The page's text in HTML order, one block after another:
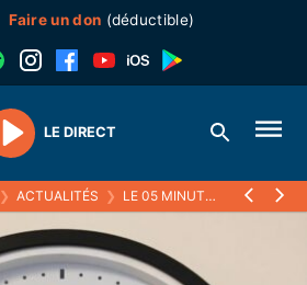
Faire un don (déductible)
Play
LE DIRECT
❯ ACTUALITÉS ❯ LE 05 MINUTES 28